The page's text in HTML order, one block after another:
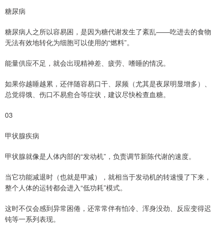
糖尿病
糖尿病人之所以容易困，是因为糖代谢发生了紊乱——吃进去的食物
无法有效地转化为细胞可以使用的“燃料”。
能量供应不足，就会出现精神差、疲劳、嗜睡的情况。
如果你越睡越累，还伴随容易口干、尿频（尤其是夜尿明显增多）、
总觉得饿、伤口不易愈合等症状，建议尽快检查血糖。
03
甲状腺疾病
甲状腺就像是人体内部的“发动机”，负责调节新陈代谢的速度。
当它功能减退时（也就是甲减），就相当于发动机的转速慢了下来，
整个人体的运转都会进入“低功耗”模式。
这时不仅会感到异常困倦，还常常伴有怕冷、浑身没劲、反应变得迟
钝等一系列表现。